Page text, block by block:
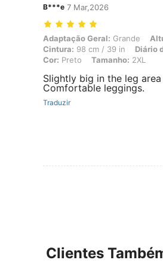
B***e 7 Mar,2026
Adaptação Geral: Grande, Altura:
Adaptação Geral: Grande
Cintura: 98 cm / 39 in Diário
Cor: Preto Tamanho: 2XL
Slightly big in the leg area
Comfortable leggings.
Traduzir
Clientes